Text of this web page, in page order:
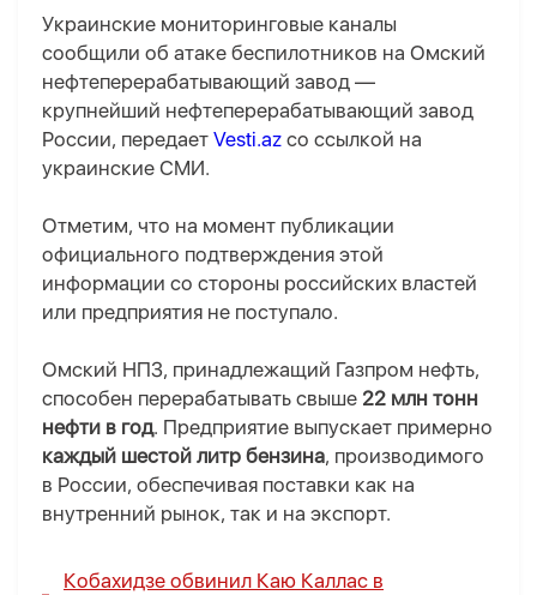
Украинские мониторинговые каналы
сообщили об атаке беспилотников на Омский
нефтеперерабатывающий завод —
крупнейший нефтеперерабатывающий завод
России, передает Vesti.az со ссылкой на
украинские СМИ.
Отметим, что на момент публикации
официального подтверждения этой
информации со стороны российских властей
или предприятия не поступало.
Омский НПЗ, принадлежащий Газпром нефть,
способен перерабатывать свыше 22 млн тонн
нефти в год. Предприятие выпускает примерно
каждый шестой литр бензина, производимого
в России, обеспечивая поставки как на
внутренний рынок, так и на экспорт.
Кобахидзе обвинил Каю Каллас в